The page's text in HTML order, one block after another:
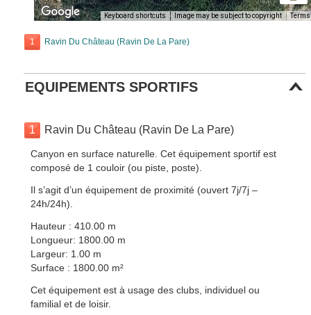
Keyboard shortcuts Image may be subject to copyright Terms
1 Ravin Du Château (Ravin De La Pare)
EQUIPEMENTS SPORTIFS
1 Ravin Du Château (Ravin De La Pare)
Canyon en surface naturelle. Cet équipement sportif est
composé de 1 couloir (ou piste, poste).
Il s’agit d’un équipement de proximité (ouvert 7j/7j –
24h/24h).
Hauteur : 410.00 m
Longueur: 1800.00 m
Largeur: 1.00 m
Surface : 1800.00 m²
Cet équipement est à usage des clubs, individuel ou
familial et de loisir.